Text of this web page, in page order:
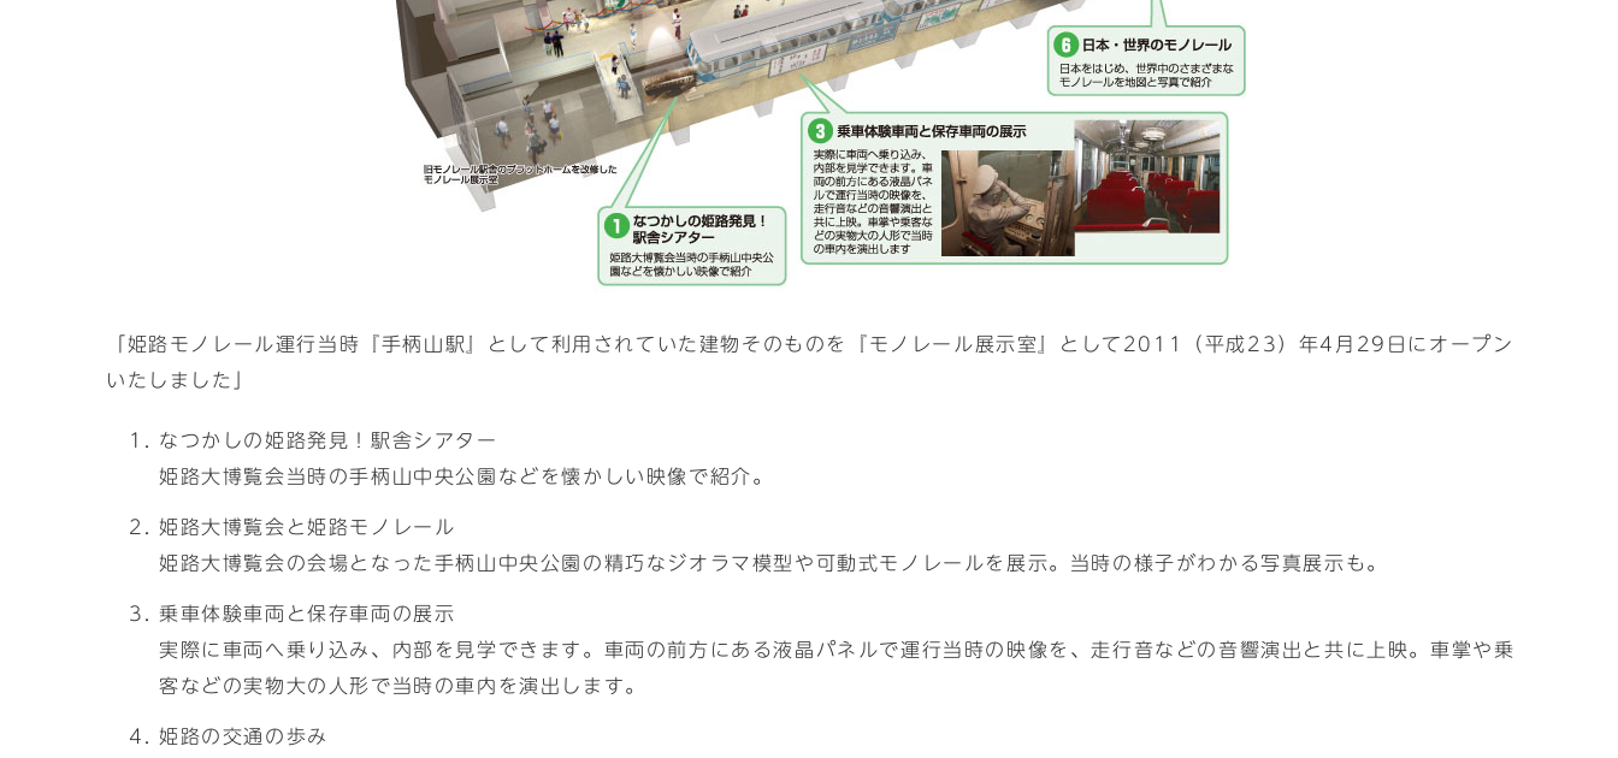
「姫路モノレール運行当時『手柄山駅』として利用されていた建物そのものを『モノレール展示室』として2011（平成23）年4月29日にオープン
いたしました」
なつかしの姫路発見！駅舎シアター
姫路大博覧会当時の手柄山中央公園などを懐かしい映像で紹介。
姫路大博覧会と姫路モノレール
姫路大博覧会の会場となった手柄山中央公園の精巧なジオラマ模型や可動式モノレールを展示。当時の様子がわかる写真展示も。
乗車体験車両と保存車両の展示
実際に車両へ乗り込み、内部を見学できます。車両の前方にある液晶パネルで運行当時の映像を、走行音などの音響演出と共に上映。車掌や乗
客などの実物大の人形で当時の車内を演出します。
姫路の交通の歩み